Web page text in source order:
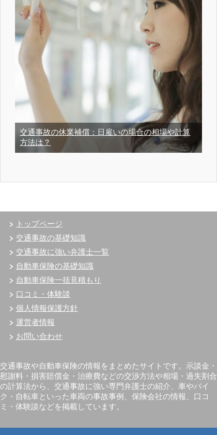
交通事故の休業補償：日雇いの場合の相場や計算
方法は？
トップページ
交通事故の基礎知識
交通事故に強い弁護士一覧
自動車保険の基礎知識
自動車保険一括見積もり
口コミ・体験談
個人情報保護方針
運営者情報
お問い合わせ
交通事故や自動車保険の情報をまとめたサイトです。示談金・
慰謝料・損害賠償金・治療費などの交渉方法や相場・過失割合
の計算法から、交通事故に強い専門弁護士の紹介、車やバイ
ク・自転車といった車両の事故事例、保険会社の情報、口コ
ミ・体験談などを掲載しています。